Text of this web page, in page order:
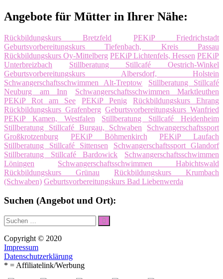
Angebote für Mütter in Ihrer Nähe:
Rückbildungskurs Bretzfeld
PEKiP Friedrichstadt
Geburtsvorbereitungskurs Tiefenbach, Kreis Passau
Rückbildungskurs Oy-Mittelberg PEKiP Lichtenfels, Hessen PEKiP
Unterbreizbach
Stillberatung Stillcafé Oestrich-Winkel
Geburtsvorbereitungskurs Albersdorf, Holstein
Schwangerschaftsschwimmen Alt-Treptow
Stillberatung Stillcafé
Neuburg am Inn
Schwangerschaftsschwimmen Marktleuthen
PEKiP Rot am See
PEKiP Penig
Rückbildungskurs Ehrang
Rückbildungskurs Grafenberg Geburtsvorbereitungskurs Wanfried
PEKiP Kamen, Westfalen
Stillberatung Stillcafé Heidenheim
Stillberatung Stillcafé Burgau, Schwaben
Schwangerschaftssport
Großkrotzenburg
PEKiP Böhmenkirch
PEKiP Laufach
Stillberatung Stillcafé Sittensen
Schwangerschaftssport Glandorf
Stillberatung Stillcafé Bardowick
Schwangerschaftsschwimmen
Löningen
Schwangerschaftsschwimmen Habichtswald
Rückbildungskurs Grünau
Rückbildungskurs Krumbach
(Schwaben) Geburtsvorbereitungskurs Bad Liebenwerda
Suchen (Angebot und Ort):
Suche
nach:
Suchen
Copyright © 2020
Impressum
Datenschutzerklärung
* = Affiliatelink/Werbung